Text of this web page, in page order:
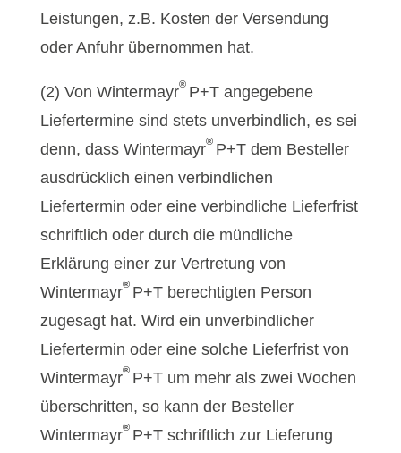
Leistungen, z.B. Kosten der Versendung
oder Anfuhr übernommen hat.
(2) Von Wintermayr® P+T angegebene
Liefertermine sind stets unverbindlich, es sei
denn, dass Wintermayr® P+T dem Besteller
ausdrücklich einen verbindlichen
Liefertermin oder eine verbindliche Lieferfrist
schriftlich oder durch die mündliche
Erklärung einer zur Vertretung von
Wintermayr® P+T berechtigten Person
zugesagt hat. Wird ein unverbindlicher
Liefertermin oder eine solche Lieferfrist von
Wintermayr® P+T um mehr als zwei Wochen
überschritten, so kann der Besteller
Wintermayr® P+T schriftlich zur Lieferung